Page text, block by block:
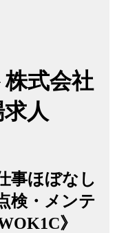
式会社
人
事ほぼなし
検・メンテ
》